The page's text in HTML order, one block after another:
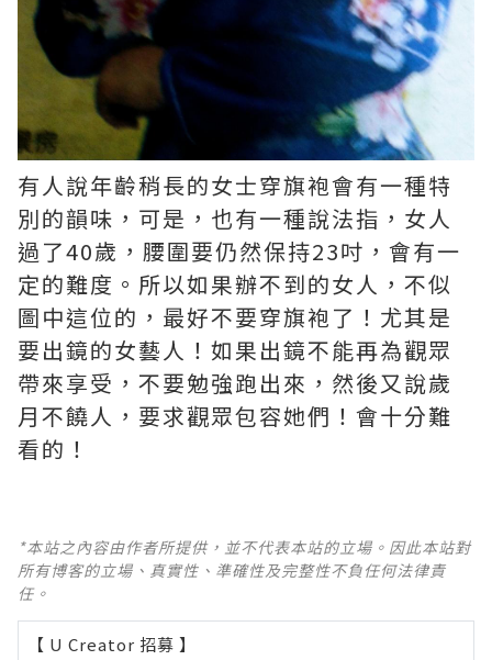
有人說年齡稍長的女士穿旗袍會有一種特
別的韻味，可是，也有一種說法指，女人
過了40歲，腰圍要仍然保持23吋，會有一
定的難度。所以如果辦不到的女人，不似
圖中這位的，最好不要穿旗袍了！尤其是
要出鏡的女藝人！如果出鏡不能再為觀眾
帶來享受，不要勉強跑出來，然後又說歲
月不饒人，要求觀眾包容她們！會十分難
看的！
*本站之內容由作者所提供，並不代表本站的立場。因此本站對
所有博客的立場、真實性、準確性及完整性不負任何法律責
任。
【 U Creator 招募 】